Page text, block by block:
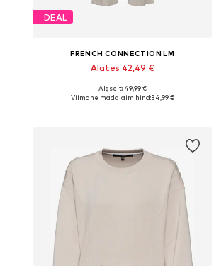
DEAL
FRENCH CONNECTION LM
Alates 42,49 €
Algselt: 49,99 €
Viimane madalaim hind:34,99 €